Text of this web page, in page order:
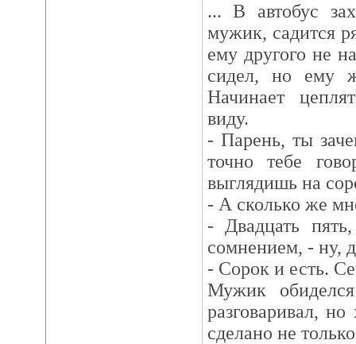
... В автобус
мужик, садится
ему другого не
сидел, но ему
Начинает
виду.
- Парень, ты
точно тебе
выглядишь на
- А сколько же
- Двадцать
сомнением, - ну,
- Сорок и есть.
Мужик
разговаривал,
сделано не